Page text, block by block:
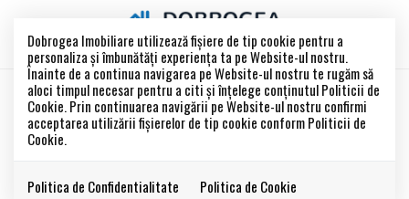
Dobrogea Imobiliare utilizează fişiere de tip cookie pentru a
personaliza și îmbunătăți experiența ta pe Website-ul nostru.
Înainte de a continua navigarea pe Website-ul nostru te rugăm să
aloci timpul necesar pentru a citi și înțelege conținutul Politicii de
Cookie. Prin continuarea navigării pe Website-ul nostru confirmi
acceptarea utilizării fişierelor de tip cookie conform Politicii de
Cookie.
Politica de Confidentialitate Politica de Cookie
ZONA E3, MOBILAT-UTILAT,
CENTRALA TERMICA